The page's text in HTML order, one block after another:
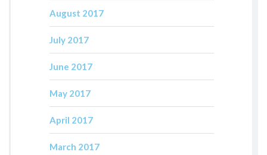
August 2017
July 2017
June 2017
May 2017
April 2017
March 2017